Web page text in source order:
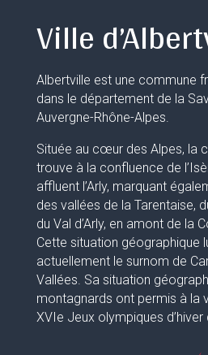
Ville
Albertville est une commune
dans le département de la
Auvergne-Rhône-Alpes.
Située au cœur des Alpes, la
trouve à la confluence de
affluent l’Arly, marquant
des vallées de la Tarentaise,
du Val d’Arly, en amont de la
Cette situation géographique
actuellement le surnom de
Vallées. Sa situation
montagnards ont permis à la
XVIe Jeux olympiques d’hiver